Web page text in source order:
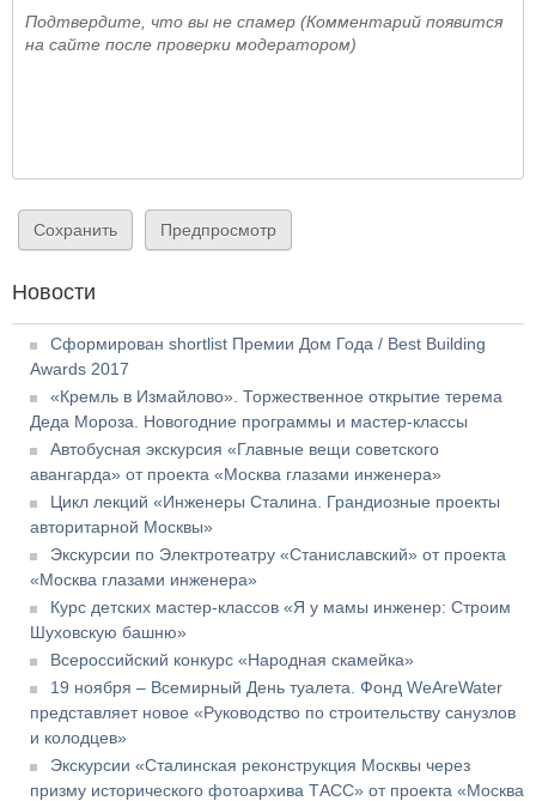
Подтвердите, что вы не спамер (Комментарий появится
на сайте после проверки модератором)
Новости
Сформирован shortlist Премии Дом Года / Best Building
Awards 2017
«Кремль в Измайлово». Торжественное открытие терема
Деда Мороза. Новогодние программы и мастер-классы
Автобусная экскурсия «Главные вещи советского
авангарда» от проекта «Москва глазами инженера»
Цикл лекций «Инженеры Сталина. Грандиозные проекты
авторитарной Москвы»
Экскурсии по Электротеатру «Станиславский» от проекта
«Москва глазами инженера»
Курс детских мастер-классов «Я у мамы инженер: Строим
Шуховскую башню»
Всероссийский конкурс «Народная скамейка»
19 ноября – Всемирный День туалета. Фонд WeAreWater
представляет новое «Руководство по строительству санузлов
и колодцев»
Экскурсии «Сталинская реконструкция Москвы через
призму исторического фотоархива ТАСС» от проекта «Москва